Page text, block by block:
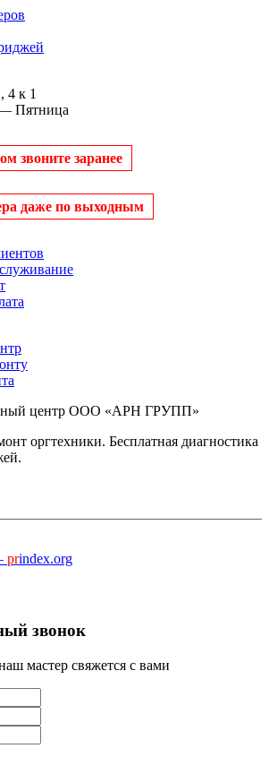
4 к 1
Пятница
звоните заранее
даже по выходным
центр ООО «АРН ГРУПП»
оргтехники. Бесплатная диагностика
prindex.org
звонок
мастер свяжется с вами